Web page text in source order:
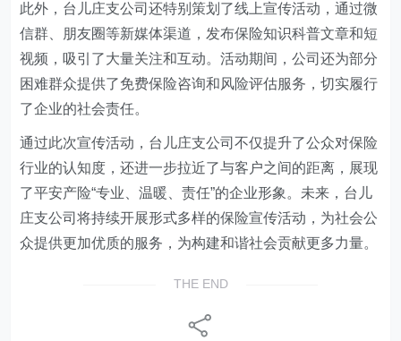
此外，台儿庄支公司还特别策划了线上宣传活动，通过微
信群、朋友圈等新媒体渠道，发布保险知识科普文章和短
视频，吸引了大量关注和互动。活动期间，公司还为部分
困难群众提供了免费保险咨询和风险评估服务，切实履行
了企业的社会责任。
通过此次宣传活动，台儿庄支公司不仅提升了公众对保险
行业的认知度，还进一步拉近了与客户之间的距离，展现
了平安产险“专业、温暖、责任”的企业形象。未来，台儿
庄支公司将持续开展形式多样的保险宣传活动，为社会公
众提供更加优质的服务，为构建和谐社会贡献更多力量。
THE END